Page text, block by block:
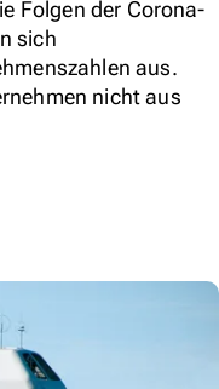
Folgen der Corona-
sich
aus.
nicht aus